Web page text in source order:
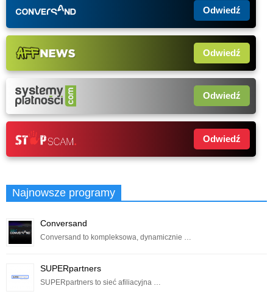
Odwiedź
Odwiedź
Odwiedź
Odwiedź
Najnowsze programy
Conversand
Conversand to kompleksowa, dynamicznie …
SUPERpartners
SUPERpartners to sieć afiliacyjna …